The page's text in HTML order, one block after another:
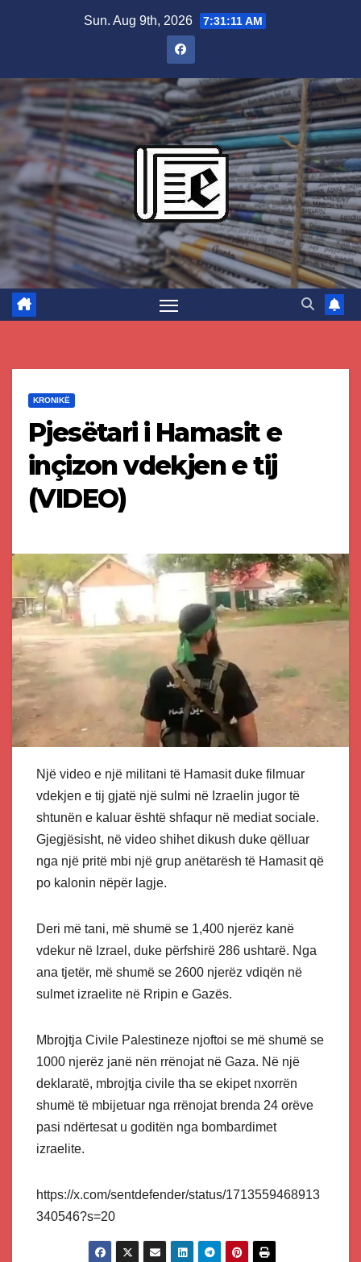
Sun. Aug 9th, 2026 7:31:12 AM
KRONIKË
Pjesëtari i Hamasit e
inçizon vdekjen e tij
(VIDEO)
Një video e një militani të Hamasit duke filmuar
vdekjen e tij gjatë një sulmi në Izraelin jugor të
shtunën e kaluar është shfaqur në mediat sociale.
Gjegjësisht, në video shihet dikush duke qëlluar
nga një pritë mbi një grup anëtarësh të Hamasit që
po kalonin nëpër lagje.
Deri më tani, më shumë se 1,400 njerëz kanë
vdekur në Izrael, duke përfshirë 286 ushtarë. Nga
ana tjetër, më shumë se 2600 njerëz vdiqën në
sulmet izraelite në Rripin e Gazës.
Mbrojtja Civile Palestineze njoftoi se më shumë se
1000 njerëz janë nën rrënojat në Gaza. Në një
deklaratë, mbrojtja civile tha se ekipet nxorrën
shumë të mbijetuar nga rrënojat brenda 24 orëve
pasi ndërtesat u goditën nga bombardimet
izraelite.
https://x.com/sentdefender/status/1713559468913
340546?s=20